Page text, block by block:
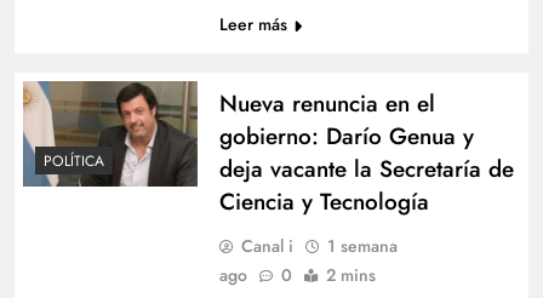
Leer más
POLÍTICA
Nueva renuncia en el
gobierno: Darío Genua y
deja vacante la Secretaría de
Ciencia y Tecnología
Canal i
1 semana
ago
0 2 mins